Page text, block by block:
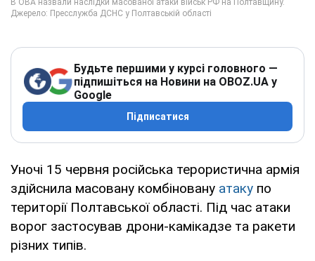
Будьте першими у курсі головного —
підпишіться на Новини на OBOZ.UA у
Google
Підписатися
Уночі 15 червня російська терористична армія
здійснила масовану комбіновану атаку по
території Полтавської області. Під час атаки
ворог застосував дрони-камікадзе та ракети
різних типів.